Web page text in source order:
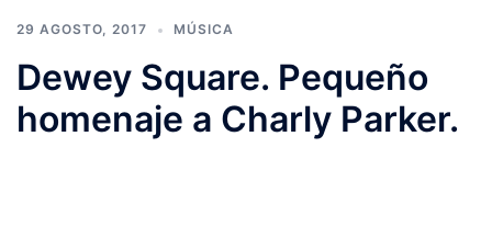
29 AGOSTO, 2017 MÚSICA
Dewey Square. Pequeño
homenaje a Charly Parker.